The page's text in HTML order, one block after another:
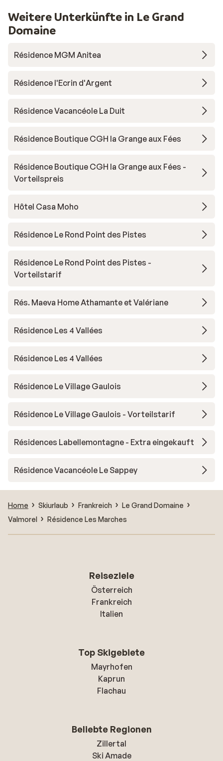
Weitere Unterkünfte in Le Grand
Domaine
Résidence MGM Anitea
Résidence l'Ecrin d'Argent
Résidence Vacancéole La Duit
Résidence Boutique CGH la Grange aux Fées
Résidence Boutique CGH la Grange aux Fées -
Vorteilspreis
Hôtel Casa Moho
Résidence Le Rond Point des Pistes
Résidence Le Rond Point des Pistes -
Vorteilstarif
Rés. Maeva Home Athamante et Valériane
Résidence Les 4 Vallées
Résidence Les 4 Vallées
Résidence Le Village Gaulois
Résidence Le Village Gaulois - Vorteilstarif
Résidences Labellemontagne - Extra eingekauft
Résidence Vacancéole Le Sappey
Home Skiurlaub Frankreich
Le Grand Domaine
Valmorel
Résidence Les Marches
Reiseziele
Österreich
Frankreich
Italien
Top Skigebiete
Mayrhofen
Kaprun
Flachau
Beliebte Regionen
Zillertal
Ski Amade